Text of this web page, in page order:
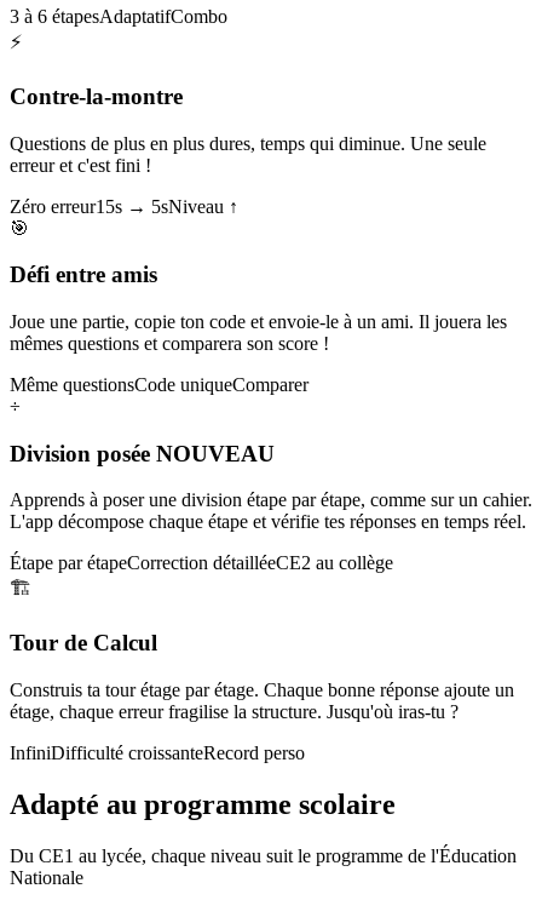
3 à 6 étapesAdaptatifCombo
⚡
Contre-la-montre
Questions de plus en plus dures, temps qui diminue. Une seule
erreur et c'est fini !
Zéro erreur15s → 5sNiveau ↑
🎯
Défi entre amis
Joue une partie, copie ton code et envoie-le à un ami. Il jouera les
mêmes questions et comparera son score !
Même questionsCode uniqueComparer
÷
Division posée NOUVEAU
Apprends à poser une division étape par étape, comme sur un cahier.
L'app décompose chaque étape et vérifie tes réponses en temps réel.
Étape par étapeCorrection détailléeCE2 au collège
🏗️
Tour de Calcul
Construis ta tour étage par étage. Chaque bonne réponse ajoute un
étage, chaque erreur fragilise la structure. Jusqu'où iras-tu ?
InfiniDifficulté croissanteRecord perso
Adapté au programme scolaire
Du CE1 au lycée, chaque niveau suit le programme de l'Éducation
Nationale